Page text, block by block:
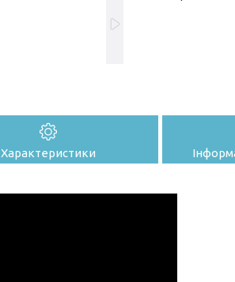
Характеристики